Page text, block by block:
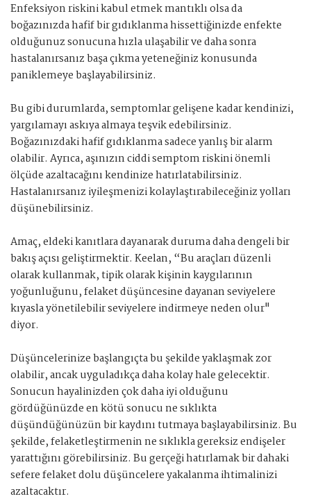
Enfeksiyon riskini kabul etmek mantıklı olsa da
boğazınızda hafif bir gıdıklanma hissettiğinizde enfekte
olduğunuz sonucuna hızla ulaşabilir ve daha sonra
hastalanırsanız başa çıkma yeteneğiniz konusunda
paniklemeye başlayabilirsiniz.
Bu gibi durumlarda, semptomlar gelişene kadar kendinizi,
yargılamayı askıya almaya teşvik edebilirsiniz.
Boğazınızdaki hafif gıdıklanma sadece yanlış bir alarm
olabilir. Ayrıca, aşınızın ciddi semptom riskini önemli
ölçüde azaltacağını kendinize hatırlatabilirsiniz.
Hastalanırsanız iyileşmenizi kolaylaştırabileceğiniz yolları
düşünebilirsiniz.
Amaç, eldeki kanıtlara dayanarak duruma daha dengeli bir
bakış açısı geliştirmektir. Keelan, “Bu araçları düzenli
olarak kullanmak, tipik olarak kişinin kaygılarının
yoğunluğunu, felaket düşüncesine dayanan seviyelere
kıyasla yönetilebilir seviyelere indirmeye neden olur"
diyor.
Düşüncelerinize başlangıçta bu şekilde yaklaşmak zor
olabilir, ancak uyguladıkça daha kolay hale gelecektir.
Sonucun hayalinizden çok daha iyi olduğunu
gördüğünüzde en kötü sonucu ne sıklıkta
düşündüğünüzün bir kaydını tutmaya başlayabilirsiniz. Bu
şekilde, felaketleştirmenin ne sıklıkla gereksiz endişeler
yarattığını görebilirsiniz. Bu gerçeği hatırlamak bir dahaki
sefere felaket dolu düşüncelere yakalanma ihtimalinizi
azaltacaktır.